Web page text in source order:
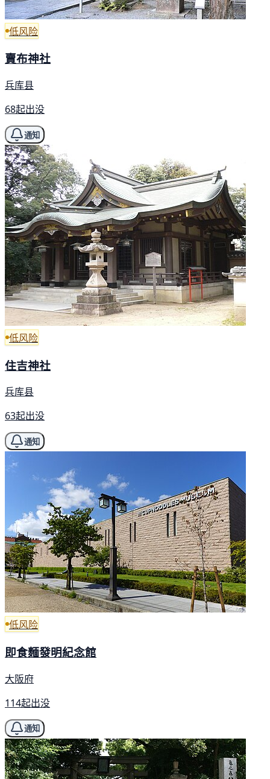
低风险
賣布神社
兵库县
68起出没
通知
低风险
住吉神社
兵库县
63起出没
通知
低风险
即食麵發明紀念館
大阪府
114起出没
通知